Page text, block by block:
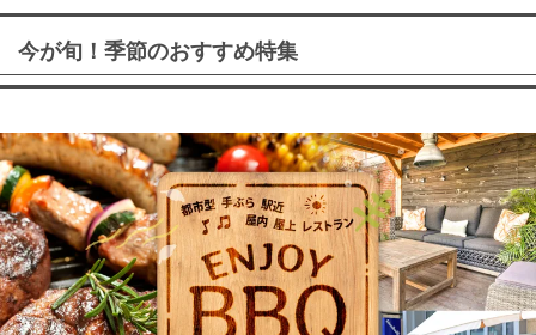
今が旬！季節のおすすめ特集